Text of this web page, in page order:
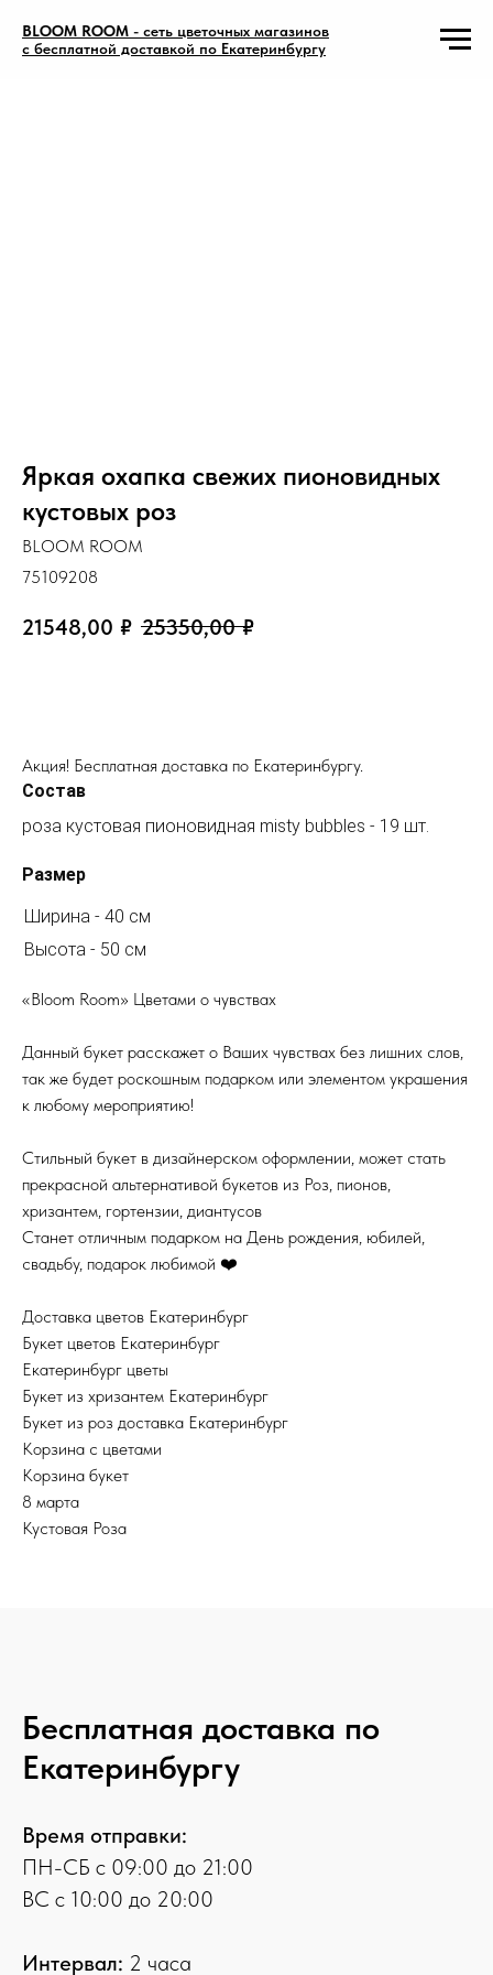
BLOOM ROOM - сеть цветочных магазинов
с бесплатной доставкой по Екатеринбургу
Яркая охапка свежих пионовидных
кустовых роз
BLOOM ROOM
75109208
21548,00 ₽ 25350,00 ₽
Акция! Бесплатная доставка по Екатеринбургу.
Состав
роза кустовая пионовидная misty bubbles - 19 шт.
Размер
Ширина - 40 см
Высота - 50 см
«Bloom Room» Цветами о чувствах
Данный букет расскажет о Ваших чувствах без лишних слов,
так же будет роскошным подарком или элементом украшения
к любому мероприятию!
Стильный букет в дизайнерском оформлении, может стать
прекрасной альтернативой букетов из Роз, пионов,
хризантем, гортензии, диантусов
Станет отличным подарком на День рождения, юбилей,
свадьбу, подарок любимой ❤️
Доставка цветов Екатеринбург
Букет цветов Екатеринбург
Екатеринбург цветы
Букет из хризантем Екатеринбург
Букет из роз доставка Екатеринбург
Корзина с цветами
Корзина букет
8 марта
Кустовая Роза
Бесплатная доставка по
Екатеринбургу
Время отправки:
ПН-СБ с 09:00 до 21:00
ВС с 10:00 до 20:00
Интервал: 2 часа